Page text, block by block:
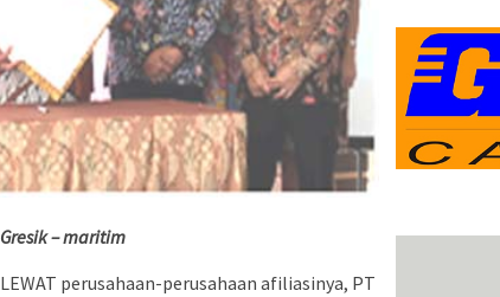
Gresik – maritim
LEWAT perusahaan-perusahaan afiliasinya, PT